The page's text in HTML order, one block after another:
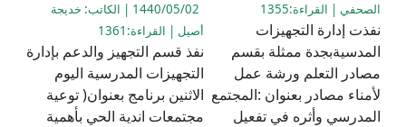
الصحفي | القراءة:1355
نفذت إدارة التجهيزات
المدسيةبجدة ممثلة بقسم
مصادر التعلم ورشة عمل
لأمناء مصادر بعنوان :المجتمع
المدرسي وأثره في تفعيل
1440/05/02 | الكاتب: خديجة
أصيل | القراءة:1361
نفذ قسم التجهيز والدعم بإدارة
التجهيزات المدرسية اليوم
الاثنين برنامج بعنوان( توعية
مجتمعات اندية الحي بأهمية